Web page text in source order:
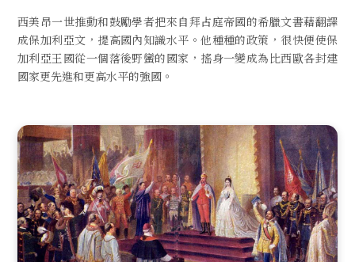
西美昂一世推動和鼓勵學者把來自拜占庭帝國的希臘文書藉翻譯
成保加利亞文，提高國內知識水平。他種種的政策，很快便使保
加利亞王國從一個落後野蠻的國家，搖身一變成為比西歐各封建
國家更先進和更高水平的強國。